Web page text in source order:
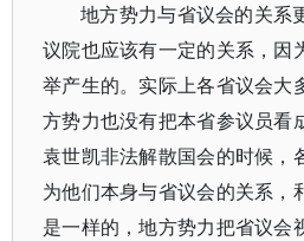
地方势力与省议会的关系
议院也应该有一定的关系，因
举产生的。实际上各省议会大
方势力也没有把本省参议员看
袁世凯非法解散国会的时候，
为他们本身与省议会的关系，
是一样的，地方势力把省议会